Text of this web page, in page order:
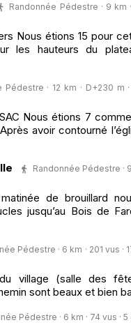
Randonnée Pédestre · 9 km
Nous étions 15 pour
les hauteurs du
Pédestre · 12 km · D+230 m
Nous étions 7 comme
avoir contourné
Randonnée Pédestre ·
de brouillard
jusqu’au Bois de
Pédestre · 6 km · 201 vus ·
village (salle des
sont beaux et bien
Pédestre · 6 km · 74 vus · 5